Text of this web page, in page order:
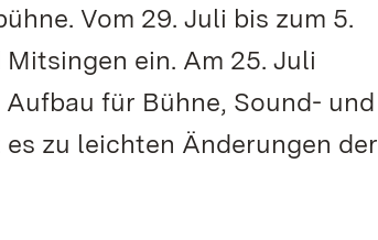
Vom 29. Juli bis zum 5.
ein. Am 25. Juli
für Bühne, Sound- und
zu leichten Änderungen der